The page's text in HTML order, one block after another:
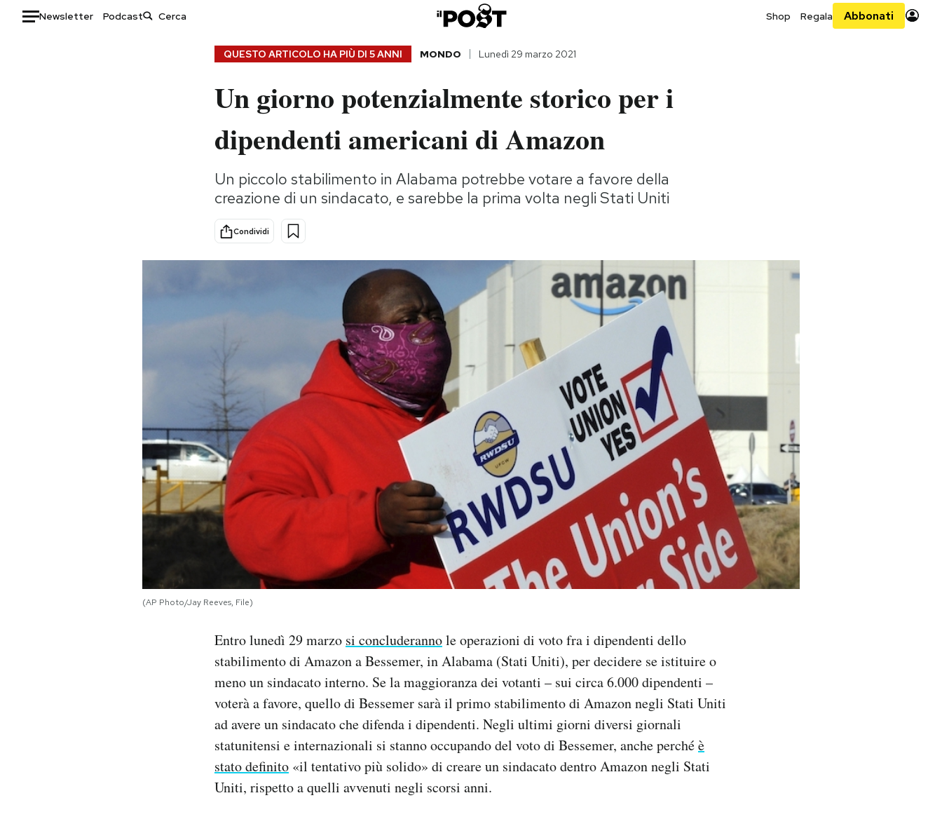
Newsletter Podcast Shop Regala Abbonati
Storie/Idee
Ok Boomer!
Altrecose
QUESTO ARTICOLO HA PIÙ DI 5 ANNI MONDO Lunedì 29 marzo 2021
Un giorno potenzialmente storico per i
dipendenti americani di Amazon
Un piccolo stabilimento in Alabama potrebbe votare a favore della
creazione di un sindacato, e sarebbe la prima volta negli Stati Uniti
Condividi
(AP Photo/Jay Reeves, File)
Entro lunedì 29 marzo si concluderannole operazioni di voto fra i dipendenti dello
stabilimento di Amazon a Bessemer, in Alabama (Stati Uniti), per decidere se istituire o
meno un sindacato interno. Se la maggioranza dei votanti – sui circa 6.000 dipendenti –
voterà a favore, quello di Bessemer sarà il primo stabilimento di Amazon negli Stati Uniti
ad avere un sindacato che difenda i dipendenti. Negli ultimi giorni diversi giornali
statunitensi e internazionali si stanno occupando del voto di Bessemer, anche perchéè
stato definito «il tentativo più solido» di creare un sindacato dentro Amazon negli Stati
Uniti, rispetto a quelli avvenuti negli scorsi anni.